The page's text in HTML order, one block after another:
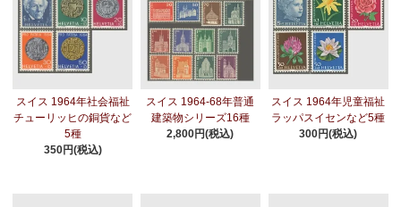
スイス 1964年社会福祉
チューリッヒの銅貨など
5種
350円(税込)
スイス 1964-68年普通
建築物シリーズ16種
2,800円(税込)
スイス 1964年児童福祉
ラッパスイセンなど5種
300円(税込)